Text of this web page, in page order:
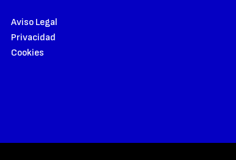
Aviso Legal
Privacidad
Cookies